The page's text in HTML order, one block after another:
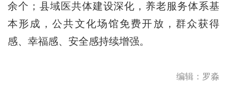
余个；县域医共体建设深化，养老服务体系基
本形成，公共文化场馆免费开放，群众获得
感、幸福感、安全感持续增强。
编辑：罗淼